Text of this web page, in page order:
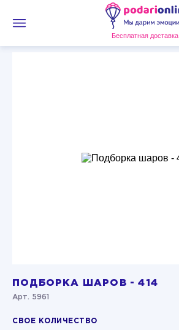
Бесплатная доставка
ПОДБОРКА ШАРОВ - 414
Арт. 5961
СВОЕ КОЛИЧЕСТВО